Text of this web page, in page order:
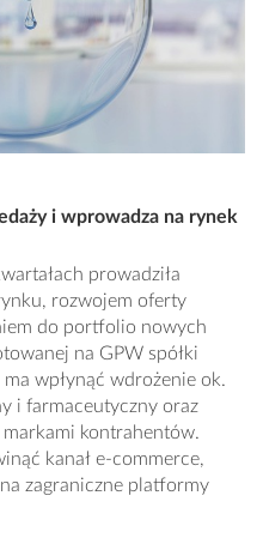
i wprowadza na rynek
prowadziła
rozwojem oferty
do portfolio nowych
na GPW spółki
wpłynąć wdrożenie ok.
i farmaceutyczny oraz
kontrahentów.
kanał e-commerce,
zagraniczne platformy